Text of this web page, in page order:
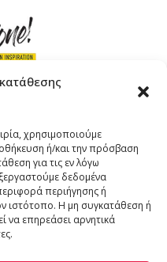
χρησιμοποιούμε
ή/και την πρόσβαση
για τις εν λόγω
δεδομένα
περιήγησης ή
ιστότοπο. Η μη συγκατάθεση ή
να επηρεάσει αρνητικά